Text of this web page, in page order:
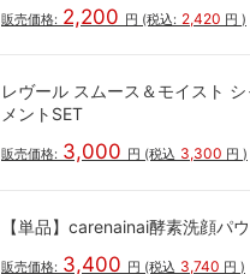
販売価格: 2,200 円 (税込: 2,420 円 )
レヴール スムース＆モイスト
メントSET
販売価格: 3,000 円 (税込 3,300 円 )
【単品】carenainai酵素洗顔パ
販売価格: 3,400 円 (税込 3,740 円 )